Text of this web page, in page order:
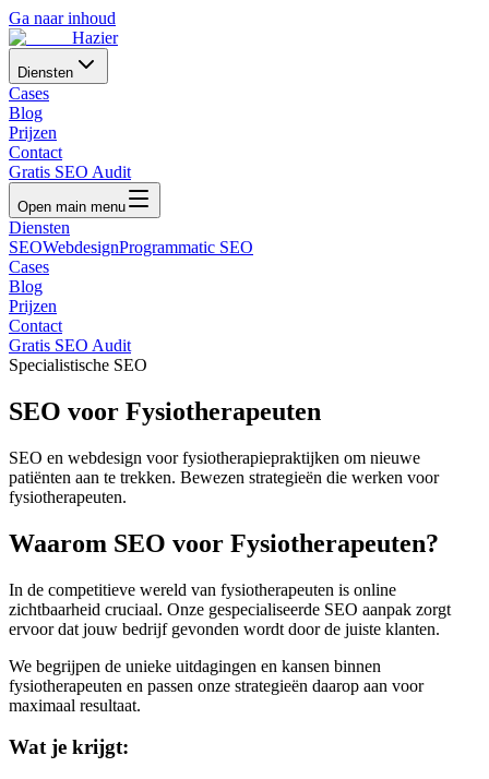
Ga naar inhoud
Hazier
Diensten
Cases
Blog
Prijzen
Contact
Gratis SEO Audit
Open main menu
Diensten
SEOWebdesignProgrammatic SEO
Cases
Blog
Prijzen
Contact
Gratis SEO Audit
Specialistische SEO
SEO voor Fysiotherapeuten
SEO en webdesign voor fysiotherapiepraktijken om nieuwe
patiënten aan te trekken. Bewezen strategieën die werken voor
fysiotherapeuten.
Waarom SEO voor Fysiotherapeuten?
In de competitieve wereld van fysiotherapeuten is online
zichtbaarheid cruciaal. Onze gespecialiseerde SEO aanpak zorgt
ervoor dat jouw bedrijf gevonden wordt door de juiste klanten.
We begrijpen de unieke uitdagingen en kansen binnen
fysiotherapeuten en passen onze strategieën daarop aan voor
maximaal resultaat.
Wat je krijgt: